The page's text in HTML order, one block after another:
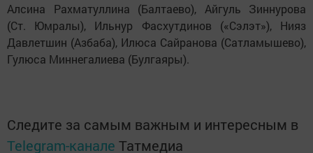
Алсина Рахматуллина (Балтаево), Айгуль Зиннурова
(Ст. Юмралы), Ильнур Фасхутдинов («Сэлэт»), Нияз
Давлетшин (Азбаба), Илюса Сайранова (Сатламышево),
Гулюса Миннегалиева (Булгаяры).
Следите за самым важным и интересным в
Telegram-канале Татмедиа